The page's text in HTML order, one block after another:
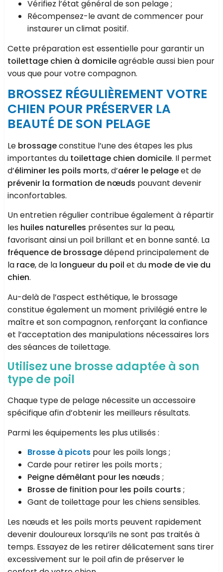
Vérifiez l’état général de son pelage ;
Récompensez-le avant de commencer pour
instaurer un climat positif.
Cette préparation est essentielle pour garantir un
toilettage chien à domicileagréable aussi bien pour
vous que pour votre compagnon.
BROSSEZ RÉGULIÈREMENT VOTRE
CHIEN POUR PRÉSERVER LA
BEAUTÉ DE SON PELAGE
Le brossageconstitue l’une des étapes les plus
importantes du toilettage chien domicile. Il permet
d’éliminer les poils morts, d’aérer le pelageet de
prévenir la formation de nœuds pouvant devenir
inconfortables.
Un entretien régulier contribue également à répartir
les huiles naturelles présentes sur la peau,
favorisant ainsi un poil brillant et en bonne santé. La
fréquence de brossagedépend principalement de
la race, de la longueur du poil et du mode de vie du
chien.
Au-delà de l’aspect esthétique, le brossage
constitue également un moment privilégié entre le
maître et son compagnon, renforçant la confiance
et l’acceptation des manipulations nécessaires lors
des séances de toilettage.
Utilisez une brosse adaptée à son
type de poil
Chaque type de pelage nécessite un accessoire
spécifique afin d’obtenir les meilleurs résultats.
Parmi les équipements les plus utilisés :
Brosse à picots pour les poils longs ;
Carde pour retirer les poils morts ;
Peigne démêlant pour les nœuds ;
Brosse de finition pour les poils courts ;
Gant de toilettage pour les chiens sensibles.
Les nœuds et les poils morts peuvent rapidement
devenir douloureux lorsqu’ils ne sont pas traités à
temps. Essayez de les retirer délicatement sans tirer
excessivement sur le poil afin de préserver le